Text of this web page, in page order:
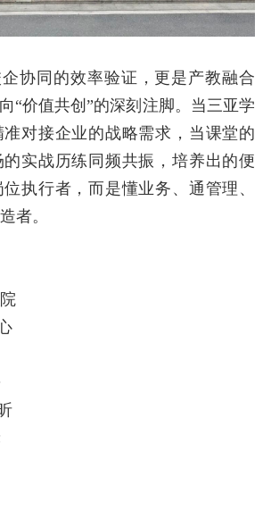
协同的效率验证，更是产教融合
“价值共创”的深刻注脚。当三亚学
准对接企业的战略需求，当课堂的
实战历练同频共振，培养出的便
执行者，而是懂业务、通管理、
者。